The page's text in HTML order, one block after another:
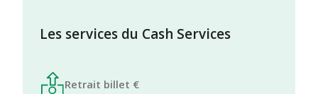
Les services du Cash Services
Retrait billet €